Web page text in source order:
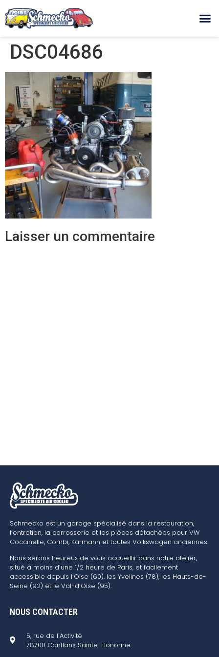
DSC04686
Laisser un commentaire
Schmecko est un garage spécialisé dans la restauration,
l’entretien, la carrosserie et les pièces détachées pour VW
Coccinelle, Combi, Karmann et toutes Volkswagen anciennes.
Nous serons heureux de vous accueillir dans notre atelier,
situé à moins d’une 1/2 heure de Paris, et facilement
accessible depuis l’Oise (60), les Yvelines (78), les Hauts-de-
Seine (92) et le Val-d’Oise (95).
NOUS CONTACTER
5, rue de l'Activité
78700 Conflans Sainte-Honorine